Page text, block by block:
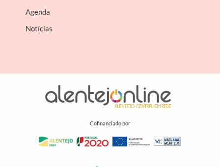
Agenda
Notícias
Cofinanciado por